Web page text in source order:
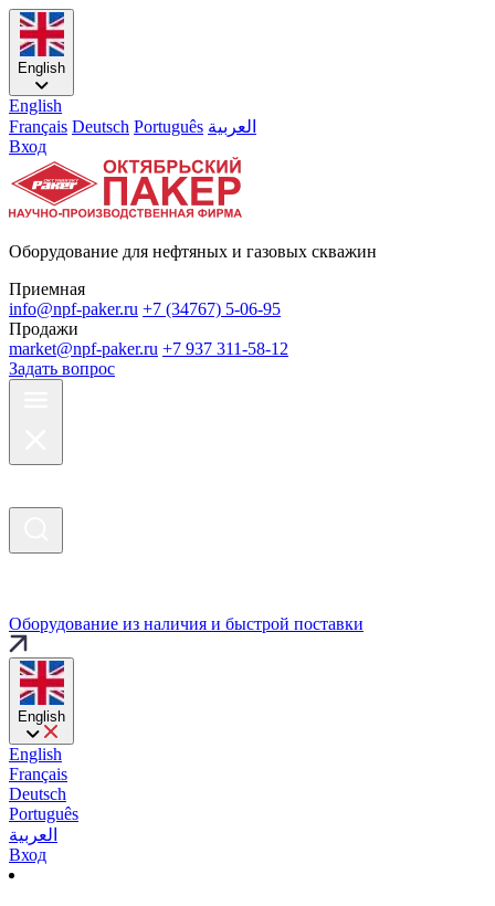
English
English
Français Deutsch Português العربية
Вход
Оборудование для нефтяных и газовых скважин
Приемная
info@npf-paker.ru +7 (34767) 5-06-95
Продажи
market@npf-paker.ru +7 937 311-58-12
Задать вопрос
Оборудование из наличия и быстрой поставки
English
English
Français
Deutsch
Português
العربية
Вход